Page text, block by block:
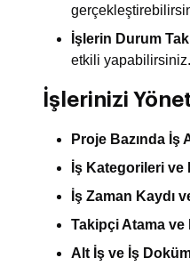
İşlerin Durum
etkili yapabilirsiniz.
İşlerinizi
Proje Bazında İş
İş Kategorileri ve
İş Zaman Kaydı
Takipçi Atama ve
Alt İş ve İş